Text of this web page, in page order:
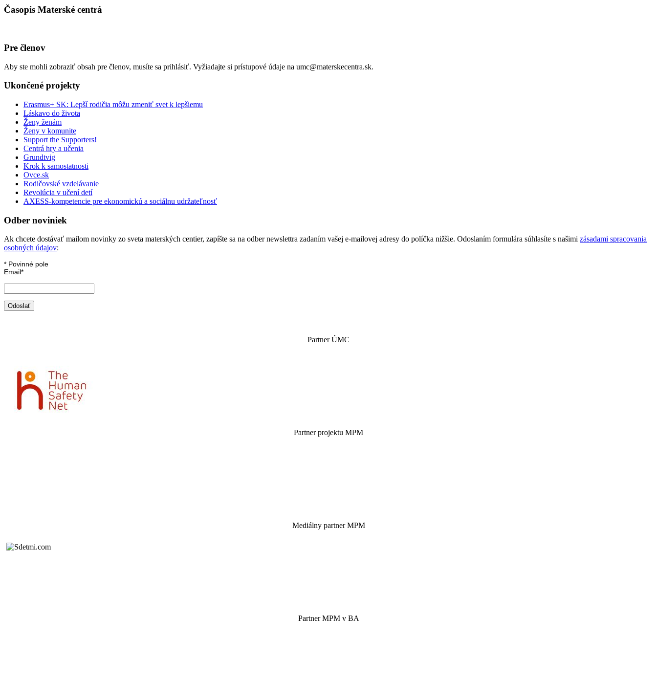
Časopis Materské centrá
Pre členov
Aby ste mohli zobraziť obsah pre členov, musíte sa prihlásiť. Vyžiadajte si prístupové údaje na umc@materskecentra.sk.
Ukončené projekty
Erasmus+ SK: Lepší rodičia môžu zmeniť svet k lepšiemu
Láskavo do života
Ženy ženám
Ženy v komunite
Support the Supporters!
Centrá hry a učenia
Grundtvig
Krok k samostatnosti
Ovce.sk
Rodičovské vzdelávanie
Revolúcia v učení detí
AXESS-kompetencie pre ekonomickú a sociálnu udržateľnosť
Odber noviniek
Ak chcete dostávať mailom novinky zo sveta materských centier, zapíšte sa na odber newslettra zadaním vašej e-mailovej adresy do políčka nižšie. Odoslaním formulára súhlasíte s našimi zásadami spracovania
osobných údajov:
* Povinné pole
Email*
Partner ÚMC
Partner projektu MPM
Mediálny partner MPM
Partner MPM v BA